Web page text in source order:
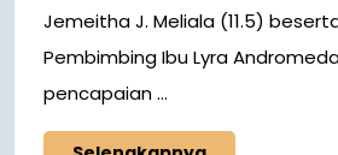
Jemeitha J. Meliala (11.5)
Pembimbing Ibu Lyra
pencapaian ...